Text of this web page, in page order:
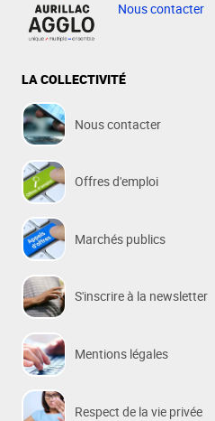
Nous contacter
LA COLLECTIVITÉ
Nous contacter
Offres d'emploi
Marchés publics
S'inscrire à la newsletter
Mentions légales
Respect de la vie privée